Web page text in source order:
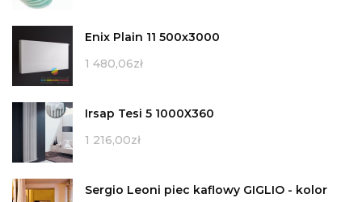
Enix Plain 11 500x3000
1 480,06zł
Irsap Tesi 5 1000X360
1 216,00zł
Sergio Leoni piec kaflowy GIGLIO - kolor